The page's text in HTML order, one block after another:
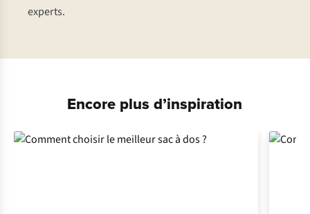
experts.
Encore plus d’inspiration